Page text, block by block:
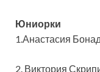
Юниорки
1.Анастасия
2. Виктория